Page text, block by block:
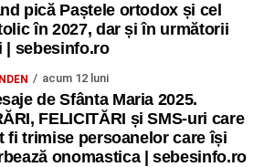
pică Paștele ortodox și cel
în 2027, dar și în următorii
| sebesinfo.ro
acum 12 luni
de Sfânta Maria 2025.
FELICITĂRI și SMS-uri care
fi trimise persoanelor care își
onomastica | sebesinfo.ro